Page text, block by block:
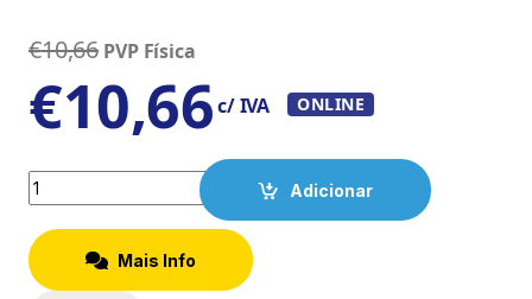
€10,66 PVP Física
€10,66c/ IVA ONLINE
Quantity
Adicionar
Mais Info